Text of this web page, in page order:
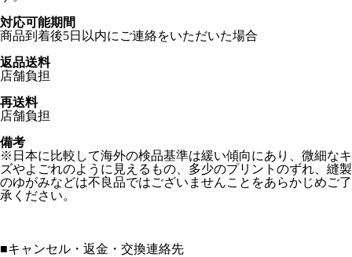
対応可能期間
商品到着後5日以内にご連絡をいただいた場合
返品送料
店舗負担
再送料
店舗負担
備考
※日本に比較して海外の検品基準は緩い傾向にあり、微細なキ
ズやよごれのように見えるもの、多少のプリントのずれ、縫製
のゆがみなどは不良品ではございませんことをあらかじめご了
承ください。
■キャンセル・返金・交換連絡先